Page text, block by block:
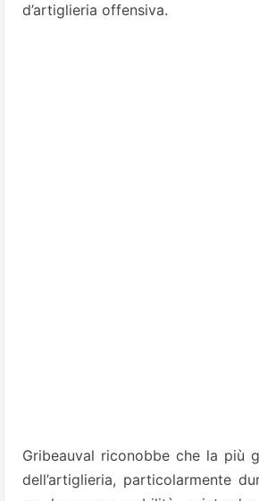
d’artiglieria offensiva.
Gribeauval riconobbe che la più
dell’artiglieria, particolarmente